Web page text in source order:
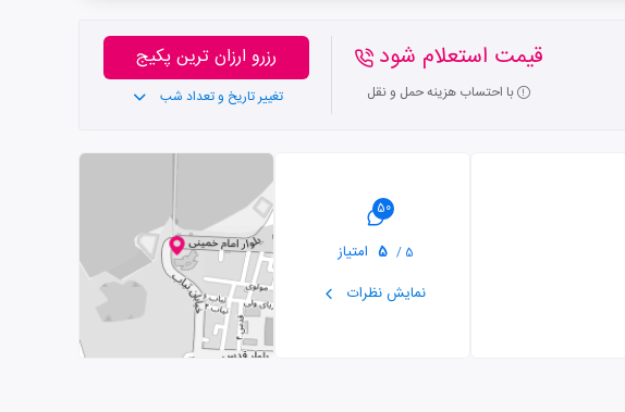
قیمت استعلام شود
با احتساب هزینه حمل و نقل
رزرو ارزان ترین پکیج
تغییر تاریخ و تعداد شب
50
5 /
5 امتیاز
نمایش نظرات